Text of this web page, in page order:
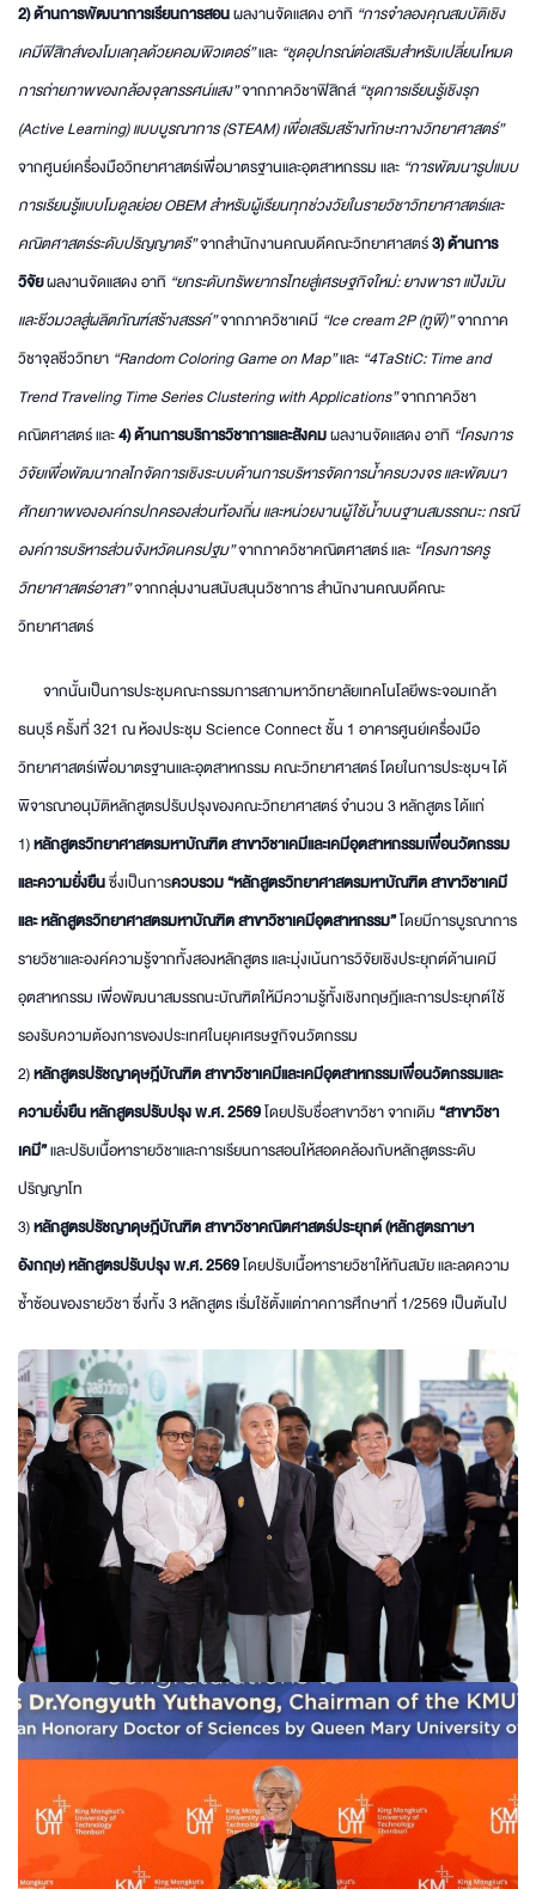
2) ด้านการพัฒนาการเรียนการสอนผลงานจัดแสดง อาทิ “การจำลองคุณสมบัติเชิง
เคมีฟิสิกส์ของโมเลกุลด้วยคอมพิวเตอร์”และ “ชุดอุปกรณ์ต่อเสริมสำหรับเปลี่ยนโหมด
การถ่ายภาพของกล้องจุลทรรศน์แสง”จากภาควิชาฟิสิกส์“ชุดการเรียนรู้เชิงรุก
(Active Learning) แบบบูรณาการ (STEAM) เพื่อเสริมสร้างทักษะทางวิทยาศาสตร์”
จากศูนย์เครื่องมือวิทยาศาสตร์เพื่อมาตรฐานและอุตสาหกรรม และ “การพัฒนารูปแบบ
การเรียนรู้แบบโมดูลย่อย OBEM สำหรับผู้เรียนทุกช่วงวัยในรายวิชาวิทยาศาสตร์และ
คณิตศาสตร์ระดับปริญญาตรี”จากสำนักงานคณบดีคณะวิทยาศาสตร์3) ด้านการ
วิจัยผลงานจัดแสดง อาทิ “ยกระดับทรัพยากรไทยสู่เศรษฐกิจใหม่: ยางพารา แป้งมัน
และชีวมวลสู่ผลิตภัณฑ์สร้างสรรค์”จากภาควิชาเคมี “Ice cream 2P (ทูพี)”จากภาค
วิชาจุลชีววิทยา “Random Coloring Game on Map”และ “4TaStiC: Time and
Trend Traveling Time Series Clustering with Applications”จากภาควิชา
คณิตศาสตร์ และ4) ด้านการบริการวิชาการและสังคมผลงานจัดแสดง อาทิ “โครงการ
วิจัยเพื่อพัฒนากลไกจัดการเชิงระบบด้านการบริหารจัดการน้ำครบวงจร และพัฒนา
ศักยภาพขององค์กรปกครองส่วนท้องถิ่น และหน่วยงานผู้ใช้น้ำบนฐานสมรรถนะ: กรณี
องค์การบริหารส่วนจังหวัดนครปฐม”จากภาควิชาคณิตศาสตร์ และ “โครงการครู
วิทยาศาสตร์อาสา”จากกลุ่มงานสนับสนุนวิชาการ สำนักงานคณบดีคณะ
วิทยาศาสตร์
จากนั้นเป็นการประชุมคณะกรรมการสภามหาวิทยาลัยเทคโนโลยีพระจอมเกล้า
ธนบุรี ครั้งที่ 321 ณ ห้องประชุม Science Connect ชั้น 1 อาคารศูนย์เครื่องมือ
วิทยาศาสตร์เพื่อมาตรฐานและอุตสาหกรรม คณะวิทยาศาสตร์ โดยในการประชุมฯ ได้
พิจารณาอนุมัติหลักสูตรปรับปรุงของคณะวิทยาศาสตร์ จำนวน 3 หลักสูตร ได้แก่
1)หลักสูตรวิทยาศาสตรมหาบัณฑิต สาขาวิชาเคมีและเคมีอุตสาหกรรมเพื่อนวัตกรรม
และความยั่งยืนซึ่งเป็นการควบรวม“หลักสูตรวิทยาศาสตรมหาบัณฑิต สาขาวิชาเคมี
และ หลักสูตรวิทยาศาสตรมหาบัณฑิต สาขาวิชาเคมีอุตสาหกรรม”โดยมีการบูรณาการ
รายวิชาและองค์ความรู้จากทั้งสองหลักสูตร และมุ่งเน้นการวิจัยเชิงประยุกต์ด้านเคมี
อุตสาหกรรม เพื่อพัฒนาสมรรถนะบัณฑิตให้มีความรู้ทั้งเชิงทฤษฎีและการประยุกต์ใช้
รองรับความต้องการของประเทศในยุคเศรษฐกิจนวัตกรรม
2)หลักสูตรปรัชญาดุษฎีบัณฑิต สาขาวิชาเคมีและเคมีอุตสาหกรรมเพื่อนวัตกรรมและ
ความยั่งยืน หลักสูตรปรับปรุง พ.ศ. 2569โดยปรับชื่อสาขาวิชา จากเดิม“สาขาวิชา
เคมี”และปรับเนื้อหารายวิชาและการเรียนการสอนให้สอดคล้องกับหลักสูตรระดับ
ปริญญาโท
3)หลักสูตรปรัชญาดุษฎีบัณฑิต สาขาวิชาคณิตศาสตร์ประยุกต์ (หลักสูตรภาษา
อังกฤษ) หลักสูตรปรับปรุง พ.ศ. 2569โดยปรับเนื้อหารายวิชาให้ทันสมัย และลดความ
ซ้ำซ้อนของรายวิชา ซึ่งทั้ง 3 หลักสูตร เริ่มใช้ตั้งแต่ภาคการศึกษาที่ 1/2569 เป็นต้นไป